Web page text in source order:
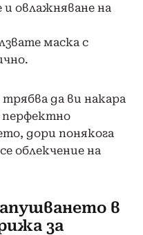
и овлажняване на
маска с
да ви накара
перфектно
дори понякога
облекчение на
в
за